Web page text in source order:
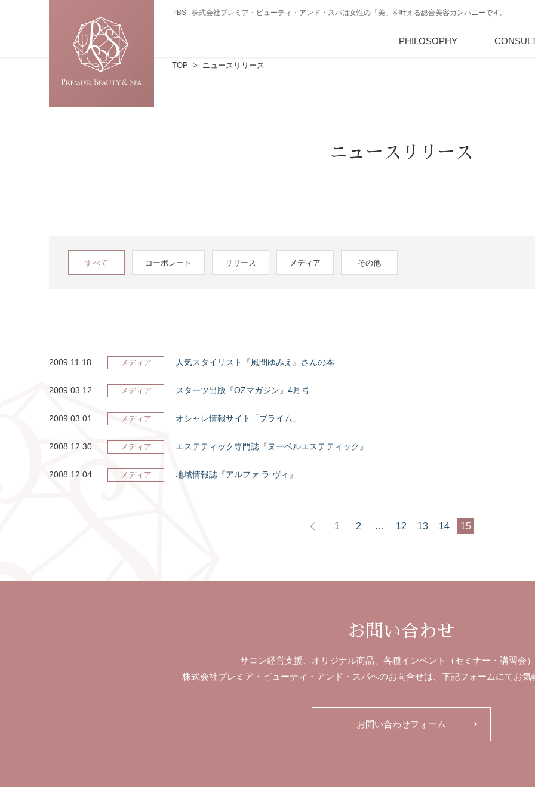
PBS : 株式会社プレミア・ビューティ・アンド・スパは女性の「美」を叶える総合美容カンパニーです。
PHILOSOPHY
PBSとは サロン経
TOP ニュースリリース
ニュースリリース
すべて コーポレート リリース メディア その他
2009.11.18 メディア 人気スタイリスト『風間ゆみえ』さんの本
2009.03.12 メディア スターツ出版『OZマガジン』4月号
2009.03.01 メディア オシャレ情報サイト「プライム」
2008.12.30 メディア エステティック専門誌『ヌーベルエステティック』
2008.12.04 メディア 地域情報誌『アルファ ラ ヴィ』
1 2 … 12 13 14 15
お問い合わせ
サロン経営支援、オリジナル商品、各種インベント（セミナー・講習会
株式会社プレミア・ビューティ・アンド・スパへのお問合せは、下記フォームにてお気
お問い合わせフォーム